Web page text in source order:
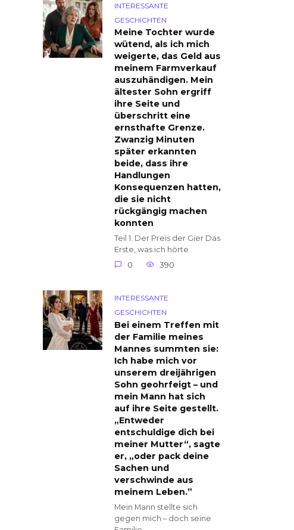
INTERESSANTE
GESCHICHTEN
Meine Tochter wurde
wütend, als ich mich
weigerte, das Geld aus
meinem Farmverkauf
auszuhändigen. Mein
ältester Sohn ergriff
ihre Seite und
überschritt eine
ernsthafte Grenze.
Zwanzig Minuten
später erkannten
beide, dass ihre
Handlungen
Konsequenzen hatten,
die sie nicht
rückgängig machen
konnten
Teil 1: Der Preis der Gier Das
Erste, was ich hörte
0
390
INTERESSANTE
GESCHICHTEN
Bei einem Treffen mit
der Familie meines
Mannes summten sie:
Ich habe mich vor
unserem dreijährigen
Sohn geohrfeigt – und
mein Mann hat sich
auf ihre Seite gestellt.
„Entweder
entschuldige dich bei
meiner Mutter“, sagte
er, „oder pack deine
Sachen und
verschwinde aus
meinem Leben.”
Mein Mann stellte sich
gegen mich – doch seine